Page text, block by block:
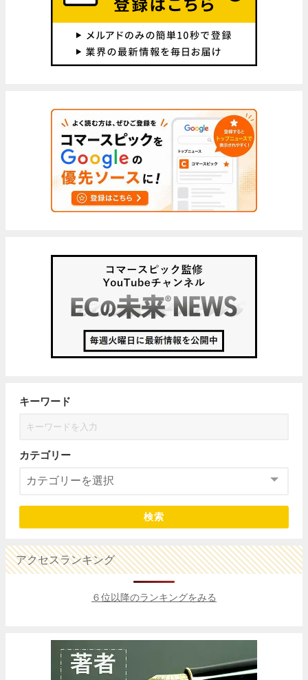
キーワード
カテゴリー
検索
アクセスランキング
６位以降のランキングをみる